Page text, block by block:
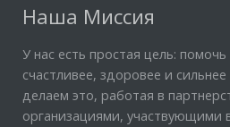
Наша Миссия
У нас есть простая цель:
счастливее, здоровее и
делаем это, работая в
организациями, участвующими